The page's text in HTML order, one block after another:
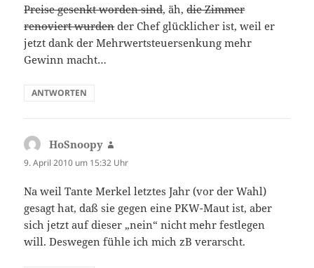
Preise gesenkt worden sind, äh,die Zimmer
renoviert wurdender Chef glücklicher ist, weil er
jetzt dank der Mehrwertsteuersenkung mehr
Gewinn macht…
ANTWORTEN
HoSnoopy
9. April 2010 um 15:32 Uhr
Na weil Tante Merkel letztes Jahr (vor der Wahl)
gesagt hat, daß sie gegen eine PKW-Maut ist, aber
sich jetzt auf dieser „nein“ nicht mehr festlegen
will. Deswegen fühle ich mich zB verarscht.